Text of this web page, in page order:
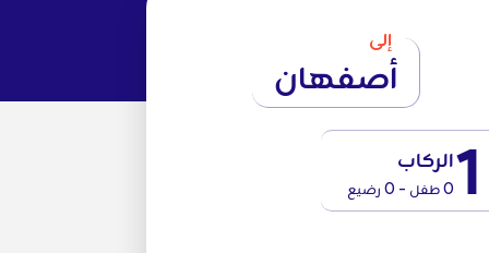
إلى
أصفهان
1الركاب
0 طفل - 0 رضيع